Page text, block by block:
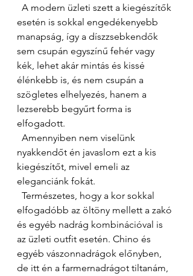
esetén is sokkal engedékenyebb
manapság, így a díszzsebkendők
sem csupán egyszínű fehér vagy
kék, lehet akár mintás és kissé
élénkebb is, és nem csupán a
szögletes elhelyezés, hanem a
lezserebb begyűrt forma is
elfogadott.
nyakkendőt én javaslom ezt a kis
kiegészítőt, mivel emeli az
eleganciánk fokát.
elfogadóbb az öltöny mellett a zakó
és egyéb nadrág kombinációval is
az üzleti outfit esetén. Chino és
egyéb vászonnadrágok előnyben,
de itt én a farmernadrágot tiltanám,